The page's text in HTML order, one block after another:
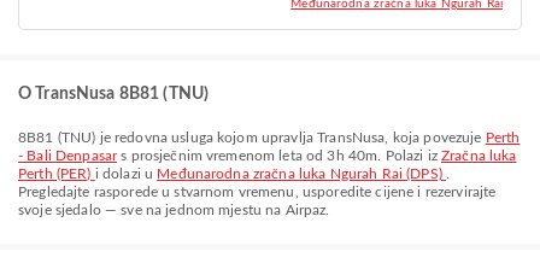
Međunarodna zračna luka Ngurah Rai
O TransNusa 8B81 (TNU)
8B81 (TNU) je redovna usluga kojom upravljaTransNusa , koja povezuje Perth
- Bali Denpasars prosječnim vremenom leta od3h 40m . Polazi iz Zračna luka
Perth (PER) i dolazi u Međunarodna zračna luka Ngurah Rai (DPS)
Pregledajte rasporede u stvarnom vremenu, usporedite cijene i rezervirajte
svoje sjedalo — sve na jednom mjestu na Airpaz.